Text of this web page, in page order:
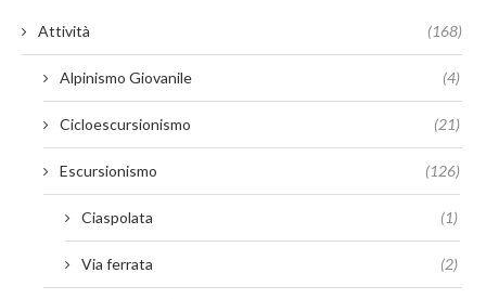
Attività (168)
Alpinismo Giovanile (4)
Cicloescursionismo (21)
Escursionismo (126)
Ciaspolata (1)
Via ferrata (2)